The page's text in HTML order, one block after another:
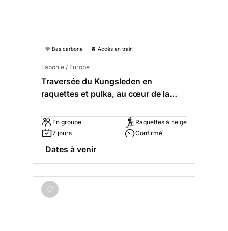
💚 Bas carbone 🚆 Accès en train
Laponie / Europe
Traversée du Kungsleden en
raquettes et pulka, au cœur de la
En groupe
7 jours
Raquettes à neige
Confirmé
Dates à venir